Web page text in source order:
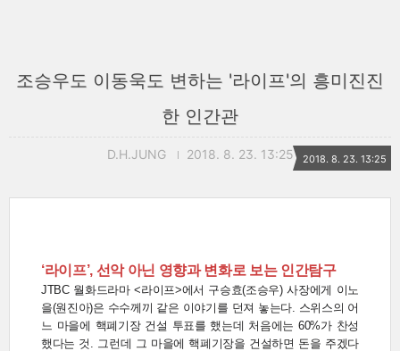
조승우도 이동욱도 변하는 '라이프'의 흥미진진
한 인간관
D.H.JUNG 2018. 8. 23. 13:25 2018. 8. 23. 13:25
‘라이프’, 선악 아닌 영향과 변화로 보는 인간탐구
JTBC 월화드라마 <라이프>에서 구승효(조승우) 사장에게 이노
을(원진아)은 수수께끼 같은 이야기를 던져 놓는다. 스위스의 어
느 마을에 핵폐기장 건설 투표를 했는데 처음에는 60%가 찬성
했다는 것. 그런데 그 마을에 핵폐기장을 건설하면 돈을 주겠다